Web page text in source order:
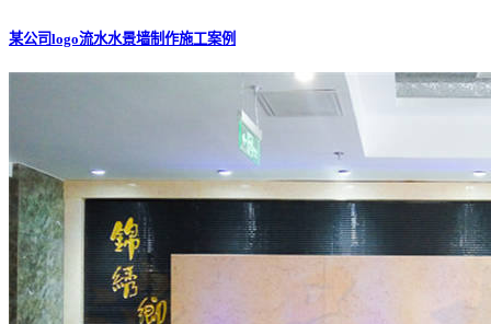
某公司logo流水水景墙制作施工案例